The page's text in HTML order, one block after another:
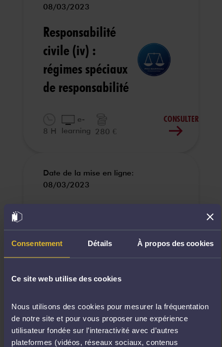
Consentement Détails À propos des cookies
Ce site web utilise des cookies
Nous utilisons des cookies pour mesurer la fréquentation
de notre site et pour vous proposer une expérience
utilisateur fondée sur l’interactivité avec d’autres
plateformes (vidéos, réseaux sociaux, contenus
08/03/2023
Responsabilité
civile (iv) :
régimes spéciaux
de responsabilité
8 H
e-
learning 280 €
CONSULTER
Date de la mise en ligne:
08/03/2023
civile (ii) :
dommage et lien
10 H learning 350 €